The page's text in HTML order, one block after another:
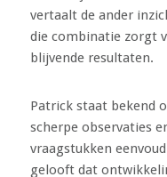
vertaalt de ander
die combinatie zorgt
blijvende resultaten.
Patrick staat bekend
scherpe observaties
vraagstukken
gelooft dat